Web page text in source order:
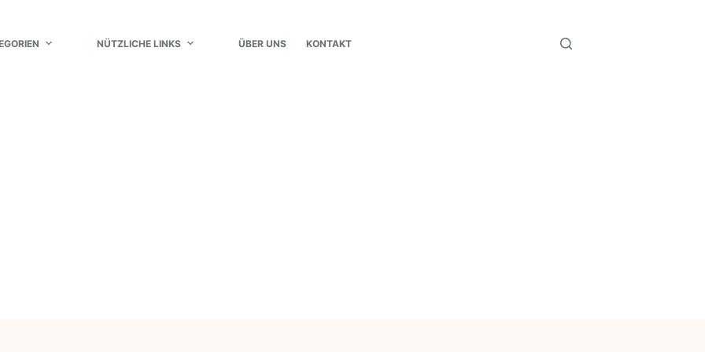
NÜTZLICHE LINKS ÜBER UNS KONTAKT